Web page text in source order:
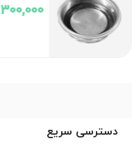
300,000 تومان
دسترسی سریع